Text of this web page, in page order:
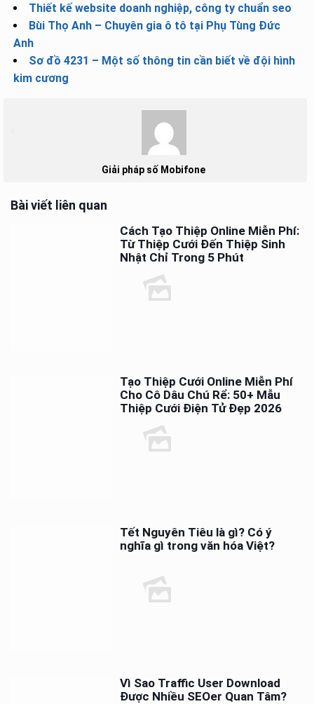
Thiết kế website doanh nghiệp, công ty chuẩn seo
Bùi Thọ Anh – Chuyên gia ô tô tại Phụ Tùng Đức
Anh
Sơ đồ 4231 – Một số thông tin cần biết về đội hình
kim cương
Giải pháp số Mobifone
Bài viết liên quan
Cách Tạo Thiệp Online Miễn Phí:
Từ Thiệp Cưới Đến Thiệp Sinh
Nhật Chỉ Trong 5 Phút
Tạo Thiệp Cưới Online Miễn Phí
Cho Cô Dâu Chú Rể: 50+ Mẫu
Thiệp Cưới Điện Tử Đẹp 2026
Tết Nguyên Tiêu là gì? Có ý
nghĩa gì trong văn hóa Việt?
Vì Sao Traffic User Download
Được Nhiều SEOer Quan Tâm?